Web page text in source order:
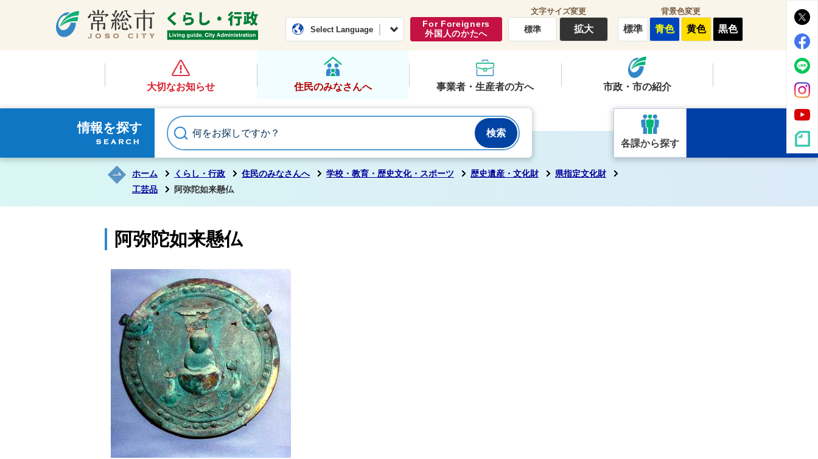
常総市公式ホームページくらし・行政
Select Language
For Foreigners
外国人のかたへ
文字サイズ変更
標準 拡大
背景色変更
標準 青色 黄色 黒色
大切なお知らせ 住民のみなさんへ 事業者・生産者の方へ 市政・市の紹介
情報を探す
各課から探す
ホーム くらし・行政 住民のみなさんへ 学校・教育・歴史文化・スポーツ 歴史遺産・文化財
県指定文化財
工芸品
阿弥陀如来懸仏
阿弥陀如来懸仏